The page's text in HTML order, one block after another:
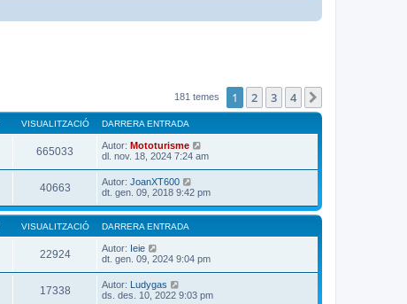
181 temes 1 2 3 4
VISUALITZACIÓ DARRERA ENTRADA
665033 Autor: Mototurisme
dl. nov. 18, 2024 7:24 am
40663 Autor: JoanXT600
dt. gen. 09, 2018 9:42 pm
VISUALITZACIÓ DARRERA ENTRADA
22924 Autor: Ieie
dt. gen. 09, 2024 9:04 pm
17338 Autor: Ludygas
ds. des. 10, 2022 9:03 pm